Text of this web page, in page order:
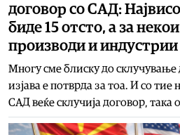
договор со САД:
биде 15 отсто, а за
производи и
Многу сме блиску до склучување
изјава е потврда за тоа. И со
САД веќе склучија договор, така